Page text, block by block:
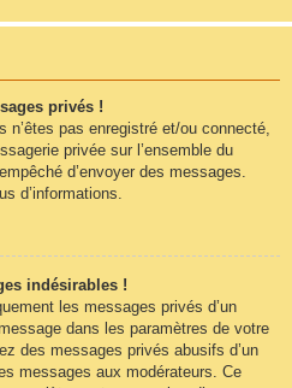
privés !
n’êtes pas enregistré et/ou connecté,
privée sur l’ensemble du
d’envoyer des messages.
d’informations.
indésirables !
les messages privés d’un
dans les paramètres de votre
des messages privés abusifs d’un
messages aux modérateurs. Ce